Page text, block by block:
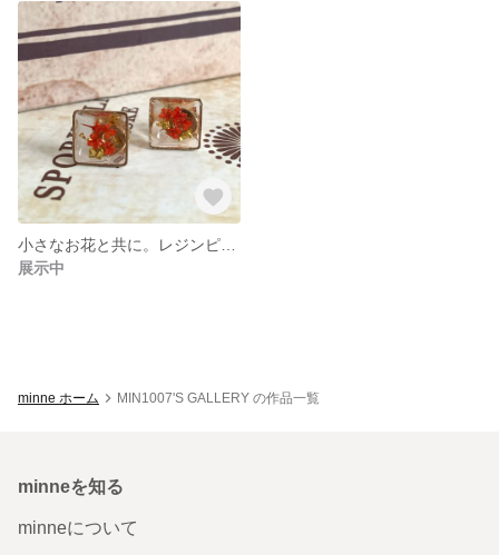
展示中
minne ホーム MIN1007'S GALLERY の作品一覧
minneを知る
minneについて